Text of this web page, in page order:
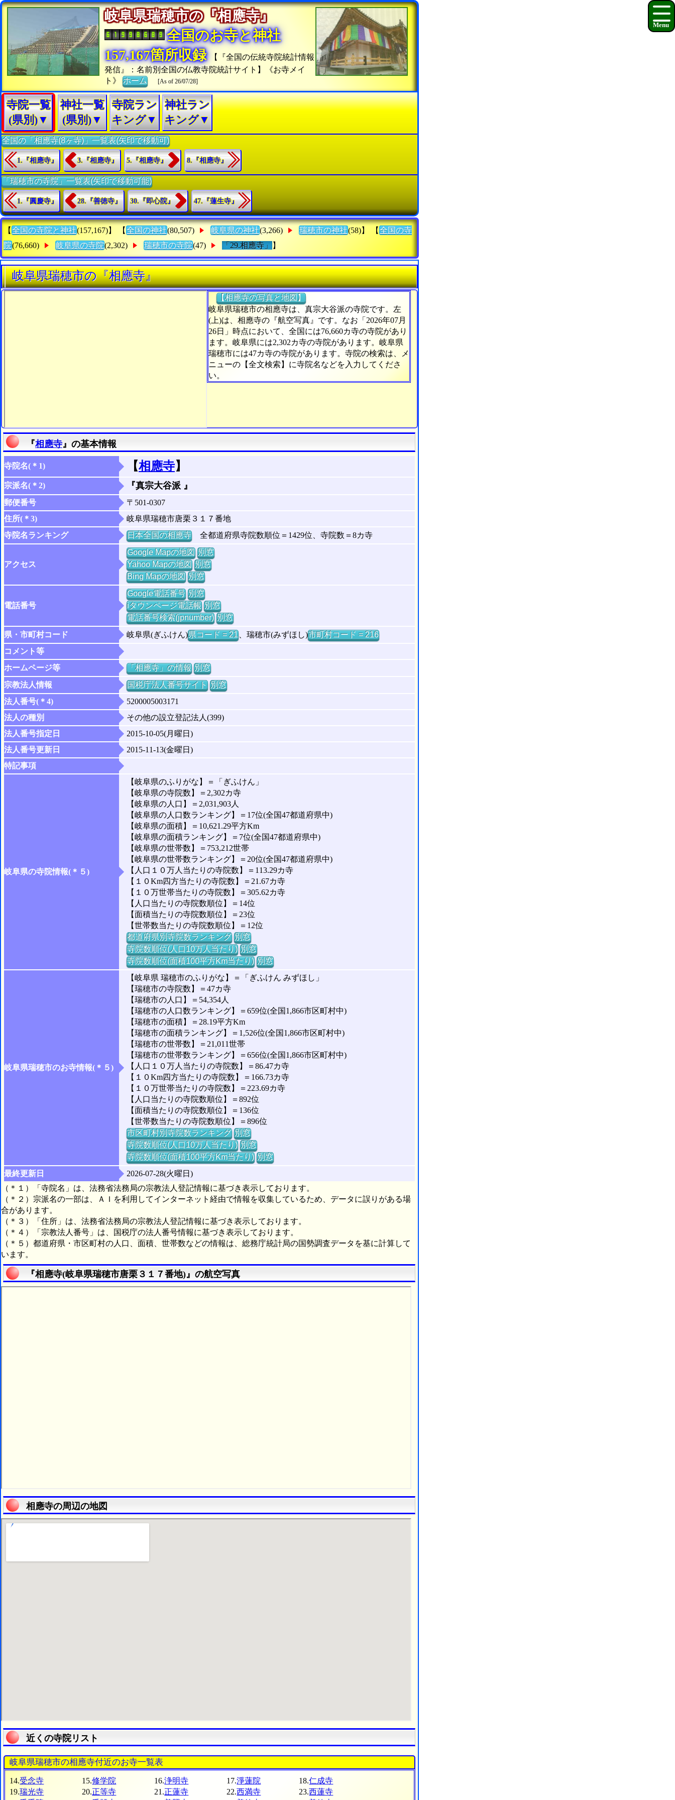
岐阜県瑞穂市の『相應寺』
全国のお寺と神社
157,167箇所収録
【『全国の伝統寺院統計情報
発信』：名前別全国の仏教寺院統計サイト】《お寺メイ
ト》ホーム [As of 26/07/28]
寺院一覧
(県別)▼
神社一覧
(県別)▼
寺院ラン
キング▼
神社ラン
キング▼
全国の「相應寺(8ヶ寺)」一覧表(矢印で移動可)
1.『相應寺』 3.『相應寺』 5.『相應寺』 8.『相應寺』
「瑞穂市の寺院」一覧表(矢印で移動可能)
1.『圓慶寺』 28.『善徳寺』 30.『即心院』 47.『蓮生寺』
【 全国の寺院と神社(157,167)】 【 全国の神社(80,507) 岐阜県の神社(3,266) 瑞穂市の神社(58)】 【 全国の寺
院(76,660) 岐阜県の寺院(2,302) 瑞穂市の寺院(47) 「29.相應寺」 】
岐阜県瑞穂市の『相應寺』
【相應寺の写真と地図】
岐阜県瑞穂市の相應寺は、真宗大谷派の寺院です。左
(上)は、相應寺の『航空写真』です。なお「2026年07月
26日」時点において、全国には76,660カ寺の寺院があり
ます。岐阜県には2,302カ寺の寺院があります。岐阜県
瑞穂市には47カ寺の寺院があります。寺院の検索は、メ
ニューの【全文検索】に寺院名などを入力してくださ
い。
『相應寺』の基本情報
寺院名(＊1) 【相應寺】
宗派名(＊2) 『真宗大谷派 』
郵便番号
〒501-0307
住所(＊3)
岐阜県瑞穂市唐栗３１７番地
寺院名ランキング
日本全国の相應寺全都道府県寺院数順位＝1429位、寺院数＝8カ寺
アクセス
Google Mapの地図 別窓
Yahoo Mapの地図 別窓
Bing Mapの地図 別窓
電話番号
Google電話番号 別窓
iタウンページ電話帳 別窓
電話番号検索(jpnumber) 別窓
県・市町村コード
岐阜県(ぎふけん)県コード = 21、瑞穂市(みずほし)市町村コード = 216
コメント等
ホームページ等
「相應寺」の情報 別窓
宗教法人情報
国税庁法人番号サイト 別窓
法人番号(＊4)
5200005003171
法人の種別
その他の設立登記法人(399)
法人番号指定日
2015-10-05(月曜日)
法人番号更新日
2015-11-13(金曜日)
特記事項
岐阜県の寺院情報(＊５)
【岐阜県のふりがな】＝「ぎふけん」
【岐阜県の寺院数】＝2,302カ寺
【岐阜県の人口】＝2,031,903人
【岐阜県の人口数ランキング】＝17位(全国47都道府県中)
【岐阜県の面積】＝10,621.29平方Km
【岐阜県の面積ランキング】＝7位(全国47都道府県中)
【岐阜県の世帯数】＝753,212世帯
【岐阜県の世帯数ランキング】＝20位(全国47都道府県中)
【人口１０万人当たりの寺院数】＝113.29カ寺
【１０Km四方当たりの寺院数】＝21.67カ寺
【１０万世帯当たりの寺院数】＝305.62カ寺
【人口当たりの寺院数順位】＝14位
【面積当たりの寺院数順位】＝23位
【世帯数当たりの寺院数順位】＝12位
都道府県別寺院数ランキング 別窓
寺院数順位(人口10万人当たり) 別窓
寺院数順位(面積100平方Km当たり) 別窓
岐阜県瑞穂市のお寺情報(＊５)
【岐阜県 瑞穂市のふりがな】＝「ぎふけん みずほし」
【瑞穂市の寺院数】＝47カ寺
【瑞穂市の人口】＝54,354人
【瑞穂市の人口数ランキング】＝659位(全国1,866市区町村中)
【瑞穂市の面積】＝28.19平方Km
【瑞穂市の面積ランキング】＝1,526位(全国1,866市区町村中)
【瑞穂市の世帯数】＝21,011世帯
【瑞穂市の世帯数ランキング】＝656位(全国1,866市区町村中)
【人口１０万人当たりの寺院数】＝86.47カ寺
【１０Km四方当たりの寺院数】＝166.73カ寺
【１０万世帯当たりの寺院数】＝223.69カ寺
【人口当たりの寺院数順位】＝892位
【面積当たりの寺院数順位】＝136位
【世帯数当たりの寺院数順位】＝896位
市区町村別寺院数ランキング 別窓
寺院数順位(人口10万人当たり) 別窓
寺院数順位(面積100平方Km当たり) 別窓
最終更新日
2026-07-28(火曜日)
（＊１）「寺院名」は、法務省法務局の宗教法人登記情報に基づき表示しております。
（＊２）宗派名の一部は、ＡＩを利用してインターネット経由で情報を収集しているため、データに誤りがある場
合があります。
（＊３）「住所」は、法務省法務局の宗教法人登記情報に基づき表示しております。
（＊４）「宗教法人番号」は、国税庁の法人番号情報に基づき表示しております。
（＊５）都道府県・市区町村の人口、面積、世帯数などの情報は、総務庁統計局の国勢調査データを基に計算して
います。
『相應寺(岐阜県瑞穂市唐栗３１７番地)』の航空写真
相應寺の周辺の地図
近くの寺院リスト
岐阜県瑞穂市の相應寺付近のお寺一覧表
14.受念寺 15.修学院 16.浄明寺 17.淨蓮院 18.仁成寺
19.瑞光寺 20.正等寺 21.正蓮寺 22.西満寺 23.西蓮寺